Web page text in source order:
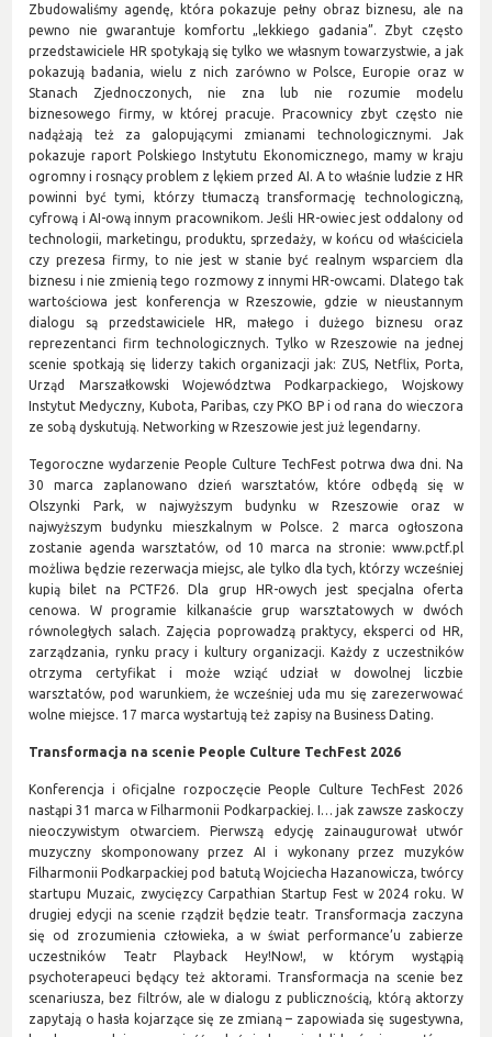
Zbudowaliśmy agendę, która pokazuje pełny obraz biznesu, ale na
pewno nie gwarantuje komfortu „lekkiego gadania”. Zbyt często
przedstawiciele HR spotykają się tylko we własnym towarzystwie, a jak
pokazują badania, wielu z nich zarówno w Polsce, Europie oraz w
Stanach Zjednoczonych, nie zna lub nie rozumie modelu
biznesowego firmy, w której pracuje. Pracownicy zbyt często nie
nadążają też za galopującymi zmianami technologicznymi. Jak
pokazuje raport Polskiego Instytutu Ekonomicznego, mamy w kraju
ogromny i rosnący problem z lękiem przed AI. A to właśnie ludzie z HR
powinni być tymi, którzy tłumaczą transformację technologiczną,
cyfrową i AI-ową innym pracownikom. Jeśli HR-owiec jest oddalony od
technologii, marketingu, produktu, sprzedaży, w końcu od właściciela
czy prezesa firmy, to nie jest w stanie być realnym wsparciem dla
biznesu i nie zmienią tego rozmowy z innymi HR-owcami. Dlatego tak
wartościowa jest konferencja w Rzeszowie, gdzie w nieustannym
dialogu są przedstawiciele HR, małego i dużego biznesu oraz
reprezentanci firm technologicznych. Tylko w Rzeszowie na jednej
scenie spotkają się liderzy takich organizacji jak: ZUS, Netflix, Porta,
Urząd Marszałkowski Województwa Podkarpackiego, Wojskowy
Instytut Medyczny, Kubota, Paribas, czy PKO BP i od rana do wieczora
ze sobą dyskutują. Networking w Rzeszowie jest już legendarny.
Tegoroczne wydarzenie People Culture TechFest potrwa dwa dni. Na
30 marca zaplanowano dzień warsztatów, które odbędą się w
Olszynki Park, w najwyższym budynku w Rzeszowie oraz w
najwyższym budynku mieszkalnym w Polsce. 2 marca ogłoszona
zostanie agenda warsztatów, od 10 marca na stronie: www.pctf.pl
możliwa będzie rezerwacja miejsc, ale tylko dla tych, którzy wcześniej
kupią bilet na PCTF26. Dla grup HR-owych jest specjalna oferta
cenowa. W programie kilkanaście grup warsztatowych w dwóch
równoległych salach. Zajęcia poprowadzą praktycy, eksperci od HR,
zarządzania, rynku pracy i kultury organizacji. Każdy z uczestników
otrzyma certyfikat i może wziąć udział w dowolnej liczbie
warsztatów, pod warunkiem, że wcześniej uda mu się zarezerwować
wolne miejsce. 17 marca wystartują też zapisy na Business Dating.
Transformacja na scenie People Culture TechFest 2026
Konferencja i oficjalne rozpoczęcie People Culture TechFest 2026
nastąpi 31 marca w Filharmonii Podkarpackiej. I… jak zawsze zaskoczy
nieoczywistym otwarciem. Pierwszą edycję zainaugurował utwór
muzyczny skomponowany przez AI i wykonany przez muzyków
Filharmonii Podkarpackiej pod batutą Wojciecha Hazanowicza, twórcy
startupu Muzaic, zwycięzcy Carpathian Startup Fest w 2024 roku. W
drugiej edycji na scenie rządził będzie teatr. Transformacja zaczyna
się od zrozumienia człowieka, a w świat performance’u zabierze
uczestników Teatr Playback Hey!Now!, w którym wystąpią
psychoterapeuci będący też aktorami. Transformacja na scenie bez
scenariusza, bez filtrów, ale w dialogu z publicznością, którą aktorzy
zapytają o hasła kojarzące się ze zmianą – zapowiada się sugestywna,